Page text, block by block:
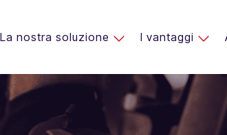
La nostra soluzione I vantaggi